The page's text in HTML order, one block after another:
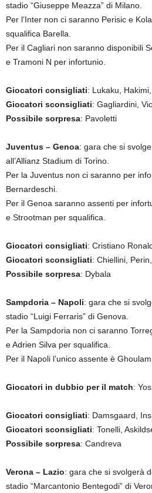
stadio “Giuseppe Meazza” di Milano.
Per l’Inter non ci saranno Perisic e
squalifica Barella.
Per il Cagliari non saranno disponibili
e Tramoni N per infortunio.
Giocatori consigliati: Lukaku,
Giocatori sconsigliati: Gagliardini,
Possibile sorpresa: Pavoletti
Juventus – Genoa: gara che si
all’Allianz Stadium di Torino.
Per la Juventus non ci saranno per
Bernardeschi.
Per il Genoa saranno assenti per
e Strootman per squalifica.
Giocatori consigliati: Cristiano
Giocatori sconsigliati: Chiellini,
Possibile sorpresa: Dybala
Sampdoria – Napoli: gara che si
stadio “Luigi Ferraris” di Genova.
Per la Sampdoria non ci saranno
e Adrien Silva per squalifica.
Per il Napoli l’unico assente è
Giocatori in dubbio per il match:
Giocatori consigliati: Damsgaard,
Giocatori sconsigliati: Tonelli,
Possibile sorpresa: Candreva
Verona – Lazio: gara che si svolgerà
stadio “Marcantonio Bentegodi” di